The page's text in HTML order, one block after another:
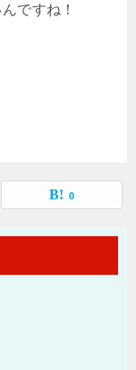
ですね！
0